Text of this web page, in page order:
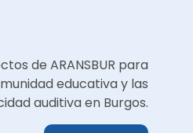
de ARANSBUR para
educativa y las
auditiva en Burgos.